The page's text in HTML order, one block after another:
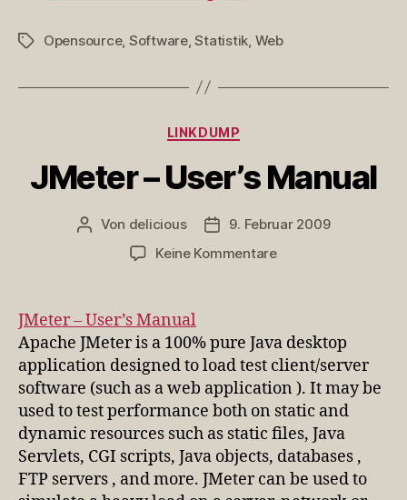
Schlagwörter
Opensource, Software,Statistik Web
Kategorien
LINKDUMP
JMeter – User’s Manual
Beitragsautor
Von delicious Veröffentlichungsdatum
9. Februar 2009
Keine Kommentarezu
Manual
JMeter – User’s Manual
Apache JMeter is a 100% pure Java desktop
application designed to load test client/server
software (such as a web application ). It may be
used to test performance both on static and
dynamic resources such as static files, Java
Servlets, CGI scripts, Java objects, databases ,
FTP servers , and more. JMeter can be used to